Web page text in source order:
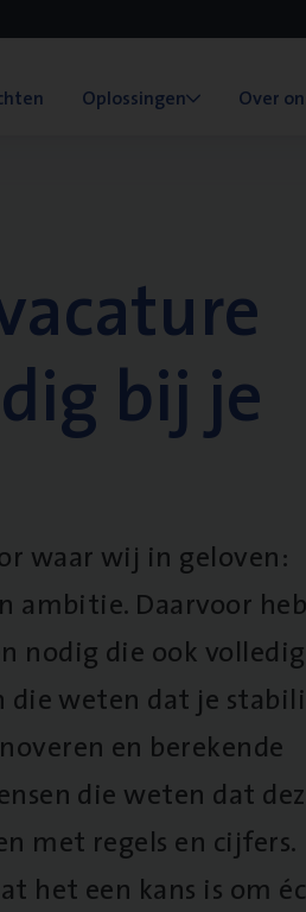
Oplossingen Over
bij je
waar wij in geloven:
ambitie. Daarvoor
nodig die ook volledig
die weten dat je
en berekende
die weten dat
met regels en cijfers.
het een kans is om